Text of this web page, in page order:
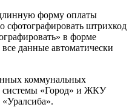
форму оплаты
сфотографировать штрихкод
в форме
данные автоматически
коммунальных
системы «Город» и ЖКУ